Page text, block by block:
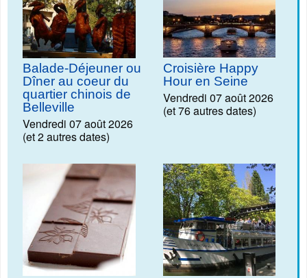
Balade-Déjeuner ou
Dîner au coeur du
quartier chinois de
Belleville
Vendredi 07 août 2026
(et 2 autres dates)
Croisière Happy
Hour en Seine
Vendredi 07 août 2026
(et 76 autres dates)